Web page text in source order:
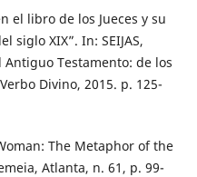
el libro de los Jueces y su
siglo XIX”. In: SEIJAS,
Testamento: de los
Divino, 2015. p. 125-
The Metaphor of the
Atlanta, n. 61, p. 99-